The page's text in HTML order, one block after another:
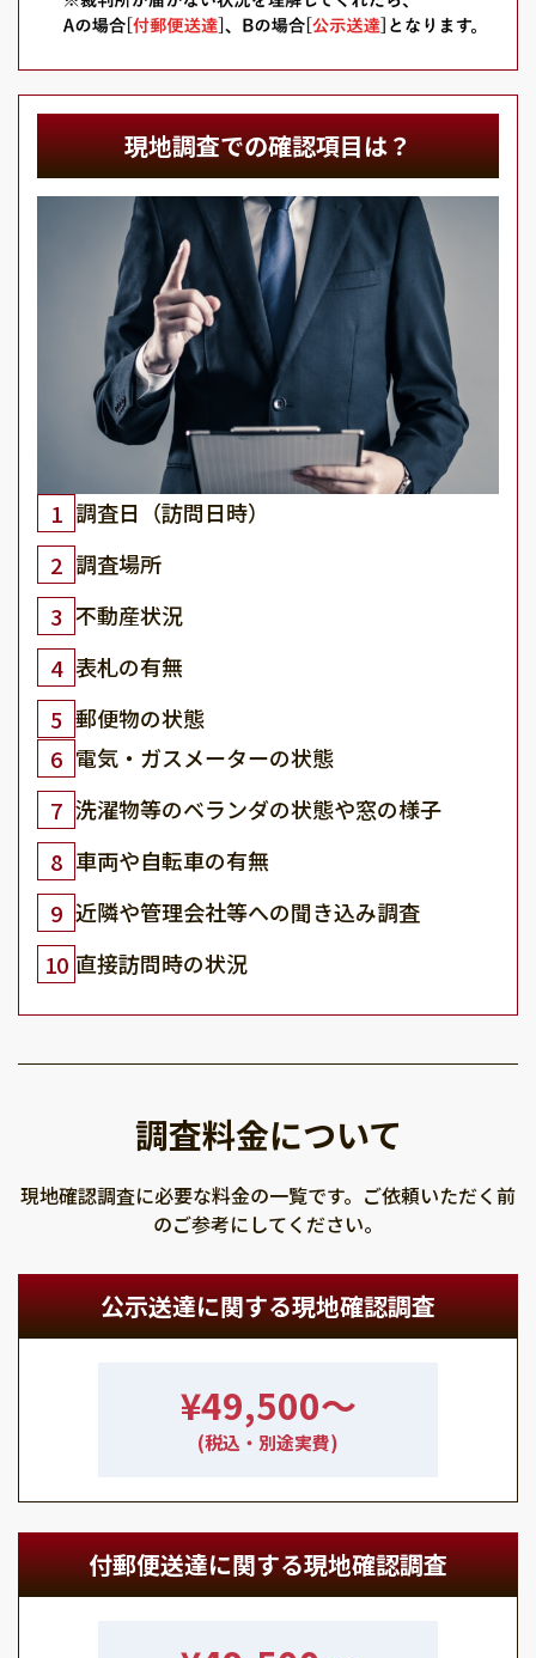
現地調査での確認項目は？
1 調査日（訪問日時）
2 調査場所
3 不動産状況
4 表札の有無
5 郵便物の状態
6 電気・ガスメーターの状態
7 洗濯物等のベランダの状態や窓の様子
8 車両や自転車の有無
9 近隣や管理会社等への聞き込み調査
10 直接訪問時の状況
調査料金について
現地確認調査に必要な料金の一覧です。ご依頼いただく前
のご参考にしてください。
公示送達に関する現地確認調査
¥49,500〜
(税込・別途実費)
付郵便送達に関する現地確認調査